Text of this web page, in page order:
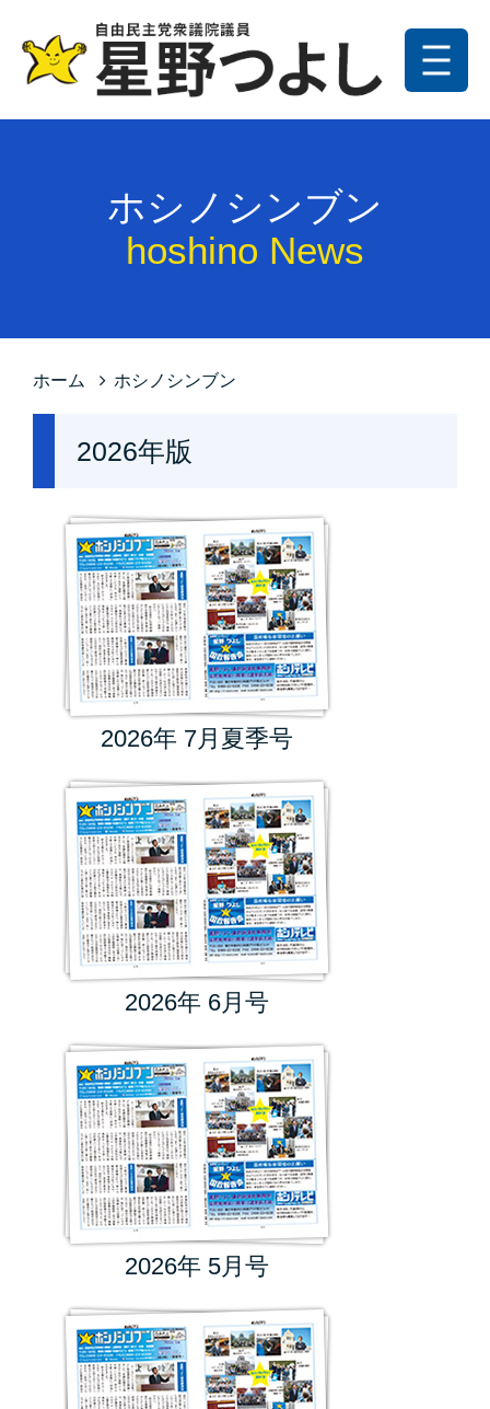
メニュー
トップ
プロフィール
星野の政策
お問い合わせ
サイトマップ
ホシノシンブン
hoshino News
ホーム ホシノシンブン
2026年版
2026年 7月夏季号
2026年 6月号
2026年 5月号